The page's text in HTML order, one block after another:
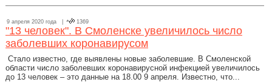
9 апреля 2020 года | 1369
"13 человек". В Смоленске увеличилось число
заболевших коронавирусом
Стало известно, где выявлены новые заболевшие. В Смоленской
области число заболевших коронавирусной инфекцией увеличилось
до 13 человек – это данные на 18.00 9 апреля. Известно, что...